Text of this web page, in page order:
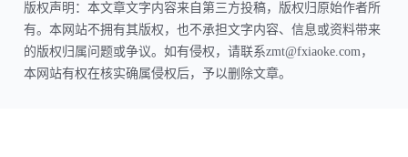
版权声明：本文章文字内容来自第三方投稿，版权归原始作者所
有。本网站不拥有其版权，也不承担文字内容、信息或资料带来
的版权归属问题或争议。如有侵权，请联系zmt@fxiaoke.com，
本网站有权在核实确属侵权后，予以删除文章。